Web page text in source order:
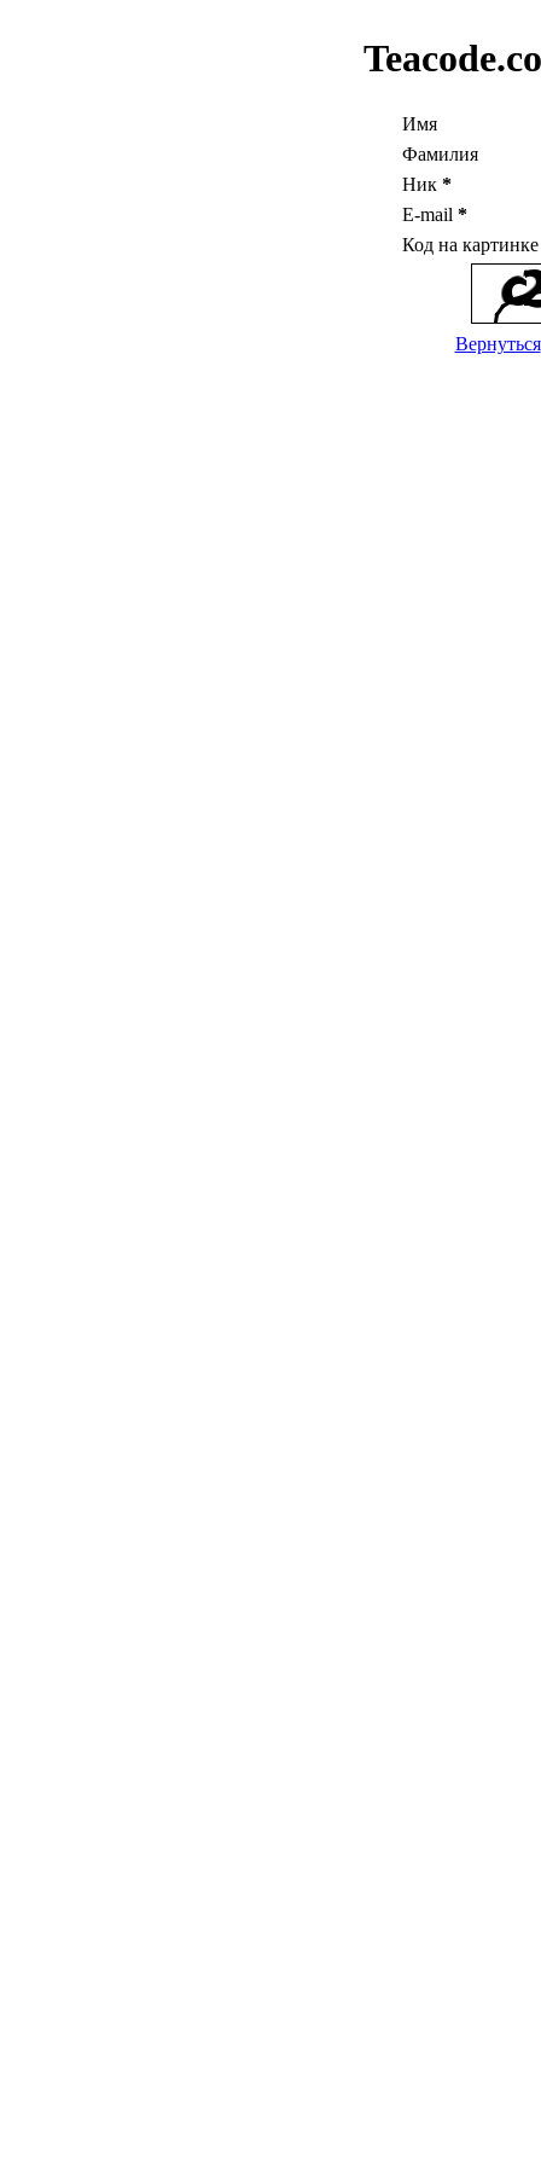
Имя
Фамилия
Ник *
E-mail *
Код на
Вернуться